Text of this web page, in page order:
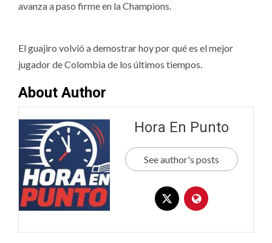
avanza a paso firme en la Champions.
El guajiro volvió a demostrar hoy por qué es el mejor
jugador de Colombia de los últimos tiempos.
About Author
Hora En Punto
See author's posts